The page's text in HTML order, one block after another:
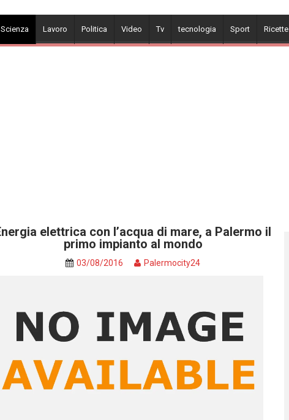
Lavoro Politica Video Tv tecnologia Sport Ricette
elettrica con l’acqua di mare, a Palermo il
primo impianto al mondo
03/08/2016 Palermocity24